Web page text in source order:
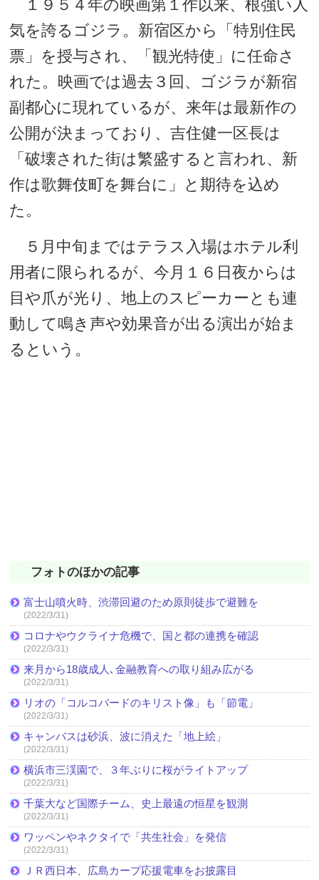
１９５４年の映画第１作以来、根強い人
気を誇るゴジラ。新宿区から「特別住民
票」を授与され、「観光特使」に任命さ
れた。映画では過去３回、ゴジラが新宿
副都心に現れているが、来年は最新作の
公開が決まっており、吉住健一区長は
「破壊された街は繁盛すると言われ、新
作は歌舞伎町を舞台に」と期待を込め
た。
５月中旬まではテラス入場はホテル利
用者に限られるが、今月１６日夜からは
目や爪が光り、地上のスピーカーとも連
動して鳴き声や効果音が出る演出が始ま
るという。
フォトのほかの記事
富士山噴火時、渋滞回避のため原則徒歩で避難を
(2022/3/31)
コロナやウクライナ危機で、国と都の連携を確認
(2022/3/31)
来月から18歳成人､金融教育への取り組み広がる
(2022/3/31)
リオの「コルコバードのキリスト像」も「節電」
(2022/3/31)
キャンバスは砂浜、波に消えた「地上絵」
(2022/3/31)
横浜市三渓園で、３年ぶりに桜がライトアップ
(2022/3/31)
千葉大など国際チーム、史上最遠の恒星を観測
(2022/3/31)
ワッペンやネクタイで「共生社会」を発信
(2022/3/31)
ＪＲ西日本、広島カープ応援電車をお披露目